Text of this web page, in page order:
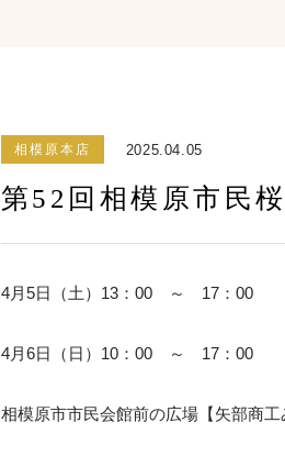
相模原本店 2025.04.05
第52回相模原市民
4月5日（土）13：00 ～ 17：00
4月6日（日）10：00 ～ 17：00
相模原市市民会館前の広場【矢部商